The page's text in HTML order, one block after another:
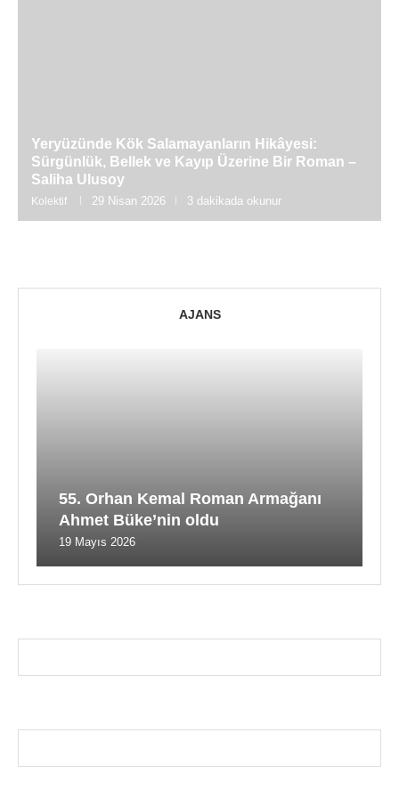
Yeryüzünde Kök Salamayanların Hikâyesi:
Sürgünlük, Bellek ve Kayıp Üzerine Bir Roman –
Saliha Ulusoy
Kolektif 29 Nisan 2026 3 dakikada okunur
AJANS
55. Orhan Kemal Roman Armağanı
Ahmet Büke’nin oldu
19 Mayıs 2026